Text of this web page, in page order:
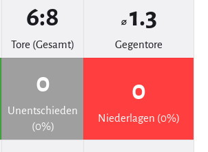
6:8
Tore (Gesamt)
⌀ 1.3
Gegentore
0
Unentschieden
(0%)
0
Niederlagen (0%)